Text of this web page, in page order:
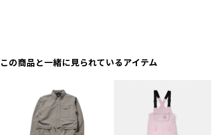
この商品と一緒に見られているアイテム